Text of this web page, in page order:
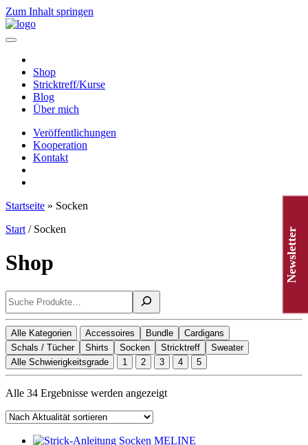
Zum Inhalt springen
Hauptnavigation
Shop
Stricktreff/Kurse
Blog
Über mich
Veröffentlichungen
Kooperation
Kontakt
Startseite » Socken
Start / Socken
Shop
Suchen
Alle Kategorien Accessoires Bundle
Cardigans
Schals / Tücher
Shirts Socken Stricktreff
Sweater
Alle Schwierigkeitsgrade
1 2 3 4 5
Alle 34 Ergebnisse werden angezeigtNach
Newsletter